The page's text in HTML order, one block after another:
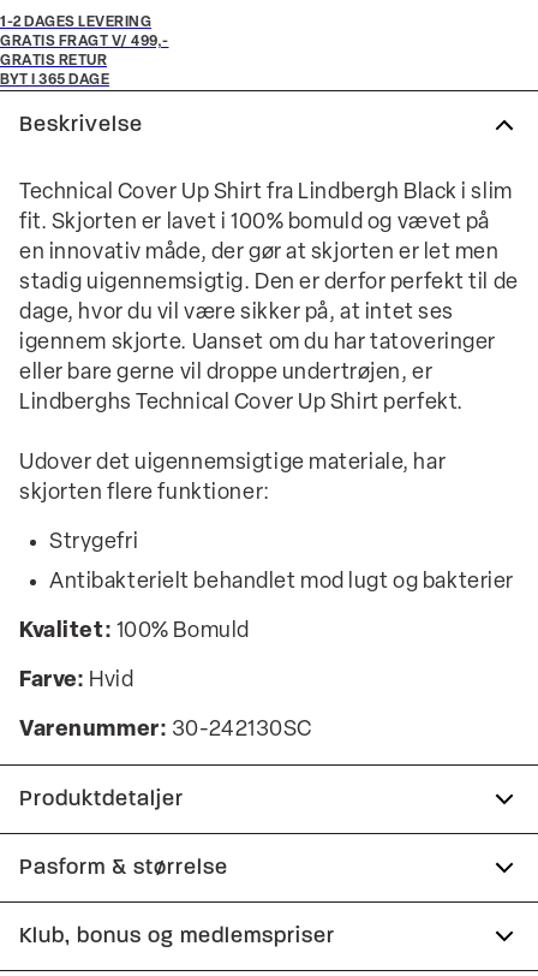
1-2 DAGES LEVERING
GRATIS FRAGT V/ 499,-
GRATIS RETUR
BYT I 365 DAGE
Beskrivelse
Technical Cover Up Shirt fra Lindbergh Black i slim
fit. Skjorten er lavet i 100% bomuld og vævet på
en innovativ måde, der gør at skjorten er let men
stadig uigennemsigtig. Den er derfor perfekt til de
dage, hvor du vil være sikker på, at intet ses
igennem skjorte. Uanset om du har tatoveringer
eller bare gerne vil droppe undertrøjen, er
Lindberghs Technical Cover Up Shirt perfekt.
Udover det uigennemsigtige materiale, har
skjorten flere funktioner:
Strygefri
Antibakterielt behandlet mod lugt og bakterier
Kvalitet: 100% Bomuld
Farve: Hvid
Varenummer: 30-242130SC
Produktdetaljer
Anti-bakterielt behandlet mod lugt og
bakterier.
Fremstillet i 100% bomuld.
Pasform & størrelse
Fit:Slim fit
Klub, bonus og medlemspriser